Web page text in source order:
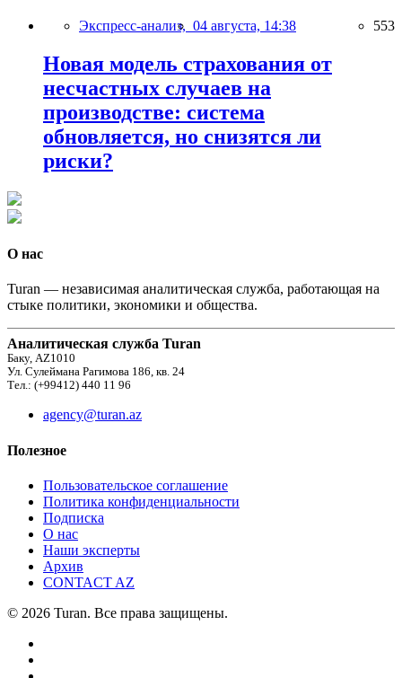
Экспресс-анализ, 04 августа, 14:38 553
Новая модель страхования от
несчастных случаев на
производстве: система
обновляется, но снизятся ли
риски?
О нас
Turan — независимая аналитическая служба, работающая на
стыке политики, экономики и общества.
Аналитическая служба Turan
Баку, AZ1010
Ул. Сулеймана Рагимова 186, кв. 24
Тел.: (+99412) 440 11 96
agency@turan.az
Полезное
Пользовательское соглашение
Политика конфиденциальности
Подписка
О нас
Наши эксперты
Архив
CONTACT AZ
© 2026 Turan. Все права защищены.